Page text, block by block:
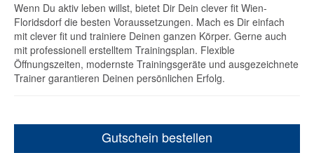
Wenn Du aktiv leben willst, bietet Dir Dein clever fit Wien-
Floridsdorf die besten Voraussetzungen. Mach es Dir einfach
mit clever fit und trainiere Deinen ganzen Körper. Gerne auch
mit professionell erstelltem Trainingsplan. Flexible
Öffnungszeiten, modernste Trainingsgeräte und ausgezeichnete
Trainer garantieren Deinen persönlichen Erfolg.
Gutschein bestellen